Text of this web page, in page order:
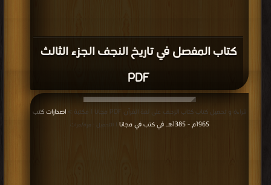
كتاب المفصل في تاريخ النجف الجزء الثالث
PDF
قراءة و تحميل كتاب كتاب الزحف على لغة القرآن PDF مجانا | مكتبة >
اصدارات كتب
1965م - 1385هـ في كتب في مجانا
| التحميل : مرة/مرات